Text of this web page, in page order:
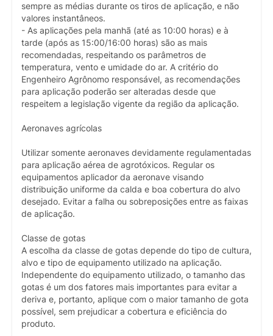
sempre as médias durante os tiros de aplicação, e não
valores instantâneos.
- As aplicações pela manhã (até as 10:00 horas) e à
tarde (após as 15:00/16:00 horas) são as mais
recomendadas, respeitando os parâmetros de
temperatura, vento e umidade do ar. A critério do
Engenheiro Agrônomo responsável, as recomendações
para aplicação poderão ser alteradas desde que
respeitem a legislação vigente da região da aplicação.
Aeronaves agrícolas
Utilizar somente aeronaves devidamente regulamentadas
para aplicação aérea de agrotóxicos. Regular os
equipamentos aplicador da aeronave visando
distribuição uniforme da calda e boa cobertura do alvo
desejado. Evitar a falha ou sobreposições entre as faixas
de aplicação.
Classe de gotas
A escolha da classe de gotas depende do tipo de cultura,
alvo e tipo de equipamento utilizado na aplicação.
Independente do equipamento utilizado, o tamanho das
gotas é um dos fatores mais importantes para evitar a
deriva e, portanto, aplique com o maior tamanho de gota
possível, sem prejudicar a cobertura e eficiência do
produto.